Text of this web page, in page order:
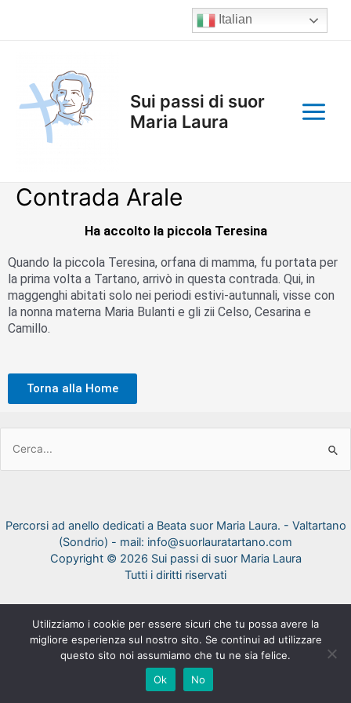
Italian
Sui passi di suor
Maria Laura
Contrada Arale
Ha accolto la piccola Teresina
Quando la piccola Teresina, orfana di mamma, fu porta­ta per
la prima volta a Tartano, arrivò in questa contrada. Qui, in
maggenghi abitati solo nei periodi estivi-autunnali, visse con
la nonna materna Maria Bulanti e gli zii Celso, Cesarina e
Camillo.
Torna alla Home
Cerca:
Percorsi ad anello dedicati a Beata suor Maria Laura. - Valtartano
(Sondrio) - mail: info@suorlauratartano.com
Copyright © 2026 Sui passi di suor Maria Laura
Tutti i diritti riservati
Utilizziamo i cookie per essere sicuri che tu possa avere la
migliore esperienza sul nostro sito. Se continui ad utilizzare
questo sito noi assumiamo che tu ne sia felice.
Ok
No